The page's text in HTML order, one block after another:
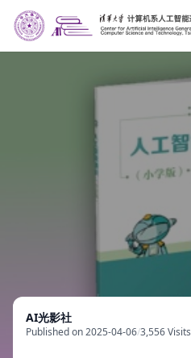
AI光影社
Published on 2025-04-06/3,556 Visits